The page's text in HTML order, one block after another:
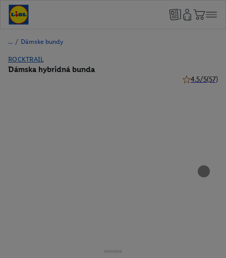
/ Dámske bundy
ROCKTRAIL
Dámska hybridná bunda
4.5/5(57)